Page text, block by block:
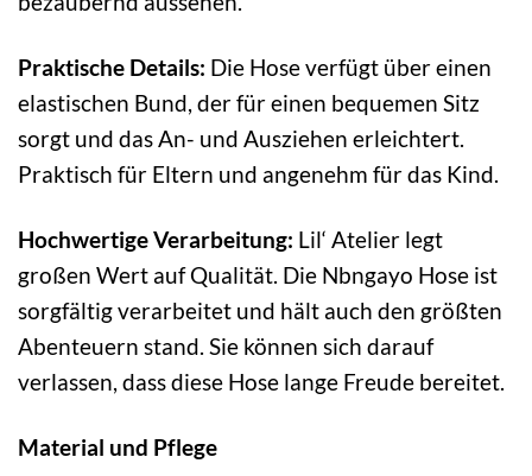
Praktische Details: Die Hose verfügt über einen
elastischen Bund, der für einen bequemen Sitz
sorgt und das An- und Ausziehen erleichtert.
Praktisch für Eltern und angenehm für das Kind.
Hochwertige Verarbeitung: Lil‘ Atelier legt
großen Wert auf Qualität. Die Nbngayo Hose ist
sorgfältig verarbeitet und hält auch den größten
Abenteuern stand. Sie können sich darauf
verlassen, dass diese Hose lange Freude bereitet.
Material und Pflege